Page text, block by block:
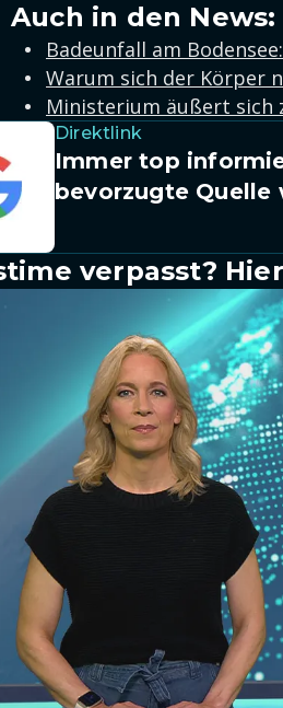
Auch in den News:
Badeunfall am
Warum sich der Körper
Ministerium äußert sich
Direktlink
Immer top
bevorzugte Quelle
verpasst?